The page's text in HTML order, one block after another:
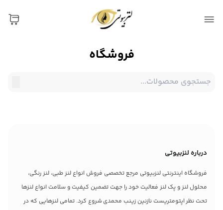
فروشگاه
درباره لنزبیوتی
فروشگاه اینترنتی لنزبیوتی مرجع تخصصی فروش انواع لنز طبی، لنز رنگی،
محلول لنز و پک لنز فعالیت خود را جهت تضمین کیفیت و سلامت انواع لنزها
تحت نظر اپتومتریست نازنین زینب محمدی شروع کرد. تمامی لنزهایی که در